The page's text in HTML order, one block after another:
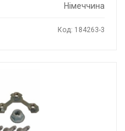
Німеччина
Код: 184263-3